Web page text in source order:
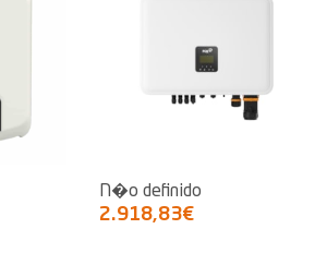
N�o definido
2.918,83€